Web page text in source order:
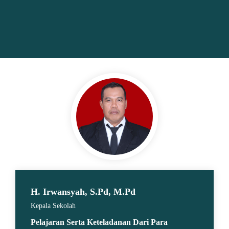
H. Irwansyah, S.Pd, M.Pd
Kepala Sekolah
Pelajaran Serta Keteladanan Dari Para